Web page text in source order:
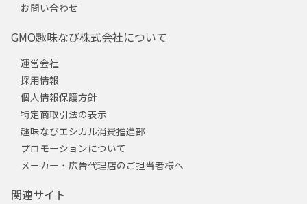
お問い合わせ
GMO趣味なび株式会社について
運営会社
採用情報
個人情報保護方針
特定商取引法の表示
趣味なびエシカル消費推進部
プロモーションについて
メーカー・広告代理店のご担当者様へ
関連サイト